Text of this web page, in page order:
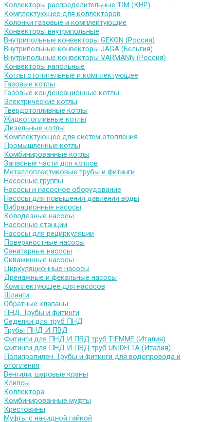
Коллекторы распределительные TIM (КНР)
Комплектующее для коллекторов
Колонки газовые и комплектующие
Конвекторы внутрипольные
Внутрипольные конвекторы GEKON (Россия)
Внутрипольные конвекторы JAGA (Бельгия)
Внутрипольные конвекторы VARMANN (Россия)
Конвекторы напольные
Котлы отопительные и комплектующее
Газовые котлы
Газовые конденсационные котлы
Электрические котлы
Твердотопливные котлы
Жидкотопливные котлы
Дизельные котлы
Комплектующее для систем отопления
Промышленные котлы
Комбинированные котлы
Запасные части для котлов
Металлопластиковые трубы и фитинги
Насосные группы
Насосы и насосное оборудование
Насосы для повышения давления воды
Вибрационные насосы
Колодезные насосы
Насосные станции
Насосы для рециркуляции
Поверхностные насосы
Санитарные насосы
Скважинные насосы
Циркуляционные насосы
Дренажные и фекальные насосы
Комплектующее для насосов
Шланги
Обратные клапаны
ПНД. Трубы и фитинги
Седелки для труб ПНД
Трубы ПНД И ПВД
Фитинги для ПНД И ПВД труб TIEMME (Италия)
Фитинги для ПНД И ПВД труб UNIDELTA (Италия)
Полипропилен. Трубы и фитинги для водопровода и
отопления
Вентили, шаровые краны
Клипсы
Коллектора
Комбинированные муфты
Крестовины
Муфты с накидной гайкой